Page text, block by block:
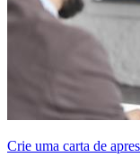
Crie uma carta de